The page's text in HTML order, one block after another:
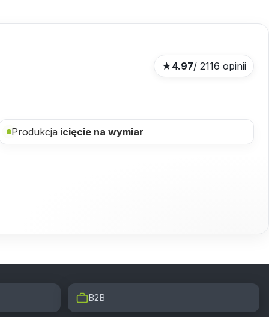
★4.97/ 2116 opinii
Produkcja icięcie na wymiar
B2B